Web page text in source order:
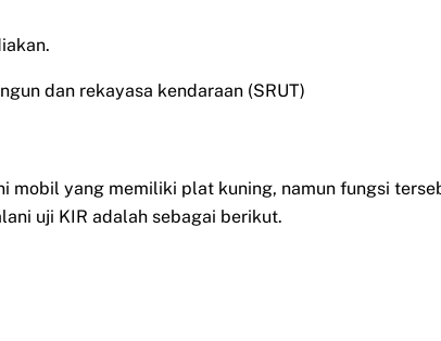
dan rekayasa kendaraan (SRUT)
yang memiliki plat kuning, namun fungsi
uji KIR adalah sebagai berikut.